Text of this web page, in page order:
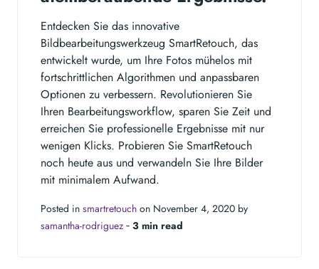
Entdecken Sie das innovative
Bildbearbeitungswerkzeug SmartRetouch, das
entwickelt wurde, um Ihre Fotos mühelos mit
fortschrittlichen Algorithmen und anpassbaren
Optionen zu verbessern. Revolutionieren Sie
Ihren Bearbeitungsworkflow, sparen Sie Zeit und
erreichen Sie professionelle Ergebnisse mit nur
wenigen Klicks. Probieren Sie SmartRetouch
noch heute aus und verwandeln Sie Ihre Bilder
mit minimalem Aufwand.
Posted in smartretouch on November 4, 2020 by
samantha-rodriguez ‐ 3 min read